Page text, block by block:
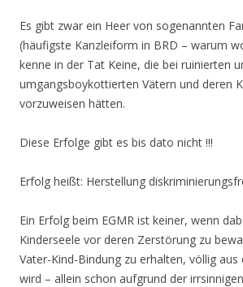
Es gibt zwar ein Heer von sogenannten
(häufigste Kanzleiform in BRD – warum
kenne in der Tat Keine, die bei ruinierten
umgangsboykottierten Vätern und deren
vorzuweisen hätten.
Diese Erfolge gibt es bis dato nicht !!!
Erfolg heißt: Herstellung
Ein Erfolg beim EGMR ist keiner, wenn
Kinderseele vor deren Zerstörung zu
Vater-Kind-Bindung zu erhalten, völlig
wird – allein schon aufgrund der